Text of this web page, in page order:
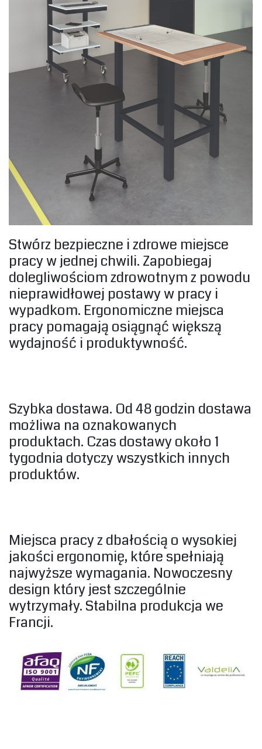
‎Stwórz bezpieczne i zdrowe miejsce
pracy w jednej chwili. Zapobiegaj
dolegliwościom zdrowotnym z powodu
nieprawidłowej postawy w pracy i
wypadkom. Ergonomiczne miejsca
pracy pomagają osiągnąć większą
wydajność i produktywność.‎
‎Szybka dostawa. Od 48 godzin dostawa
możliwa na oznakowanych
produktach. Czas dostawy około 1
tygodnia dotyczy wszystkich innych
produktów.‎
‎Miejsca pracy z dbałością o wysokiej
jakości ergonomię, które spełniają
najwyższe wymagania. Nowoczesny
design który jest szczególnie
wytrzymały. Stabilna produkcja we
Francji.‎